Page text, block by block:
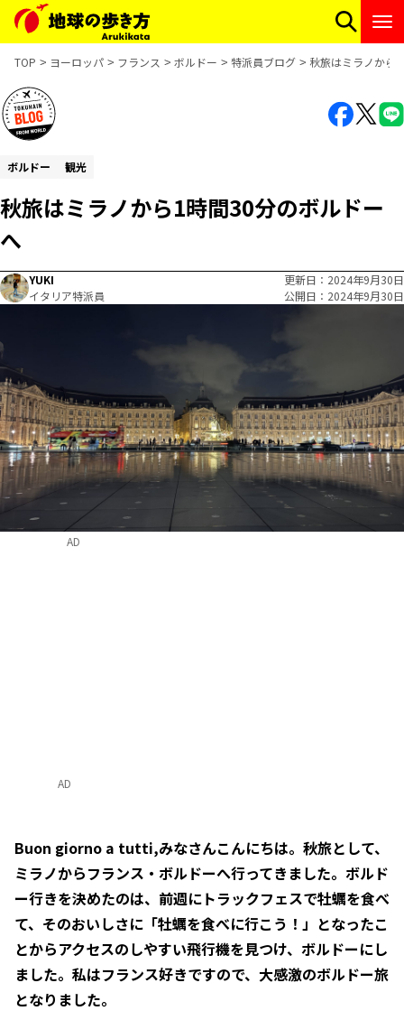
TOP ヨーロッパ フランス ボルドー 特派員ブログ 秋旅はミラノから
ボルドー 観光
秋旅はミラノから1時間30分のボルドー
へ
YUKI
イタリア特派員
更新日
2024年9月30日
公開日
2024年9月30日
AD
Buon giorno a tutti,みなさんこんにちは。秋旅として、
ミラノからフランス・ボルドーへ行ってきました。ボルド
ー行きを決めたのは、前週にトラックフェスで牡蠣を食べ
て、そのおいしさに「牡蠣を食べに行こう！」となったこ
とからアクセスのしやすい飛行機を見つけ、ボルドーにし
ました。私はフランス好きですので、大感激のボルドー旅
となりました。
AD